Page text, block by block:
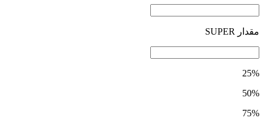
مقدار SUPER
25%
50%
75%